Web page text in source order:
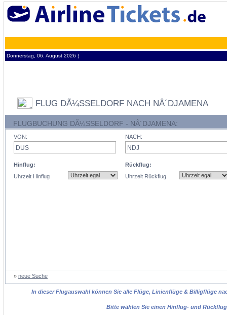
Donnerstag, 06. August 2026 ¦
FLUG DÃ¼SSELDORF NACH NÂ´DJAMENA
FLUGBUCHUNG DÃ¼SSELDORF - NÂ´DJAMENA:
VON:
Hinflug:
Uhrzeit Hinflug
NACH:
Rückflug:
Uhrzeit Rückflug
» neue Suche
In dieser Flugauswahl können Sie alle Flüge, Linienflüge & Billigflüge
Bitte wählen Sie einen Hinflug- und